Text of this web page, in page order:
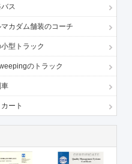
ス
カダム舗装のコーチ
型トラック
のトラック
ート